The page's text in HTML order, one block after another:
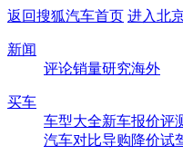
返回搜狐汽车首页 进入北
新闻
评论销量研究海外
买车
车型大全新车报价评
汽车对比导购降价试